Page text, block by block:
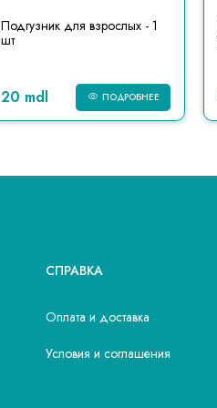
Подгузник для взрослых - 1
шт
20 mdl ПОДРОБНЕЕ
СПРАВКА
Оплата и доставка
Условия и соглашения